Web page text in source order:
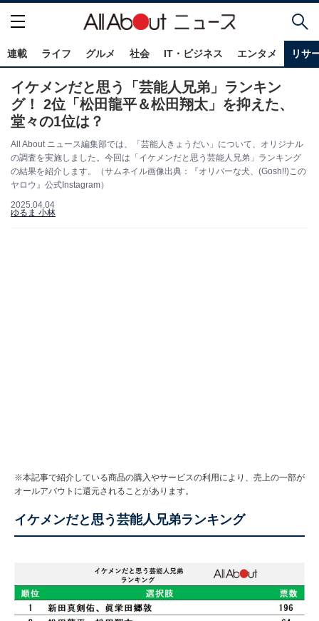
連載 ライフ グルメ 社会 IT・ビジネス エンタメ リサ
イケメンだと思う「芸能人兄弟」ランキン
グ！ 2位「松田龍平＆松田翔太」を抑えた、
堂々の1位は？
All About ニュース編集部では、「芸能人きょうだい」について、オリジナル
の調査を実施しました。今回は「イケメンだと思う芸能人兄弟」ランキング
の結果を紹介します。（サムネイル画像出典：『オリバーな犬、(Gosh!!)この
ヤロウ』公式Instagram）
2025.04.04
ゆるま 小林
※本記事で紹介している商品の購入やサービスの利用により、売上の一部が
オールアバウトに還元されることがあります。
イケメンだと思う芸能人兄弟ランキング